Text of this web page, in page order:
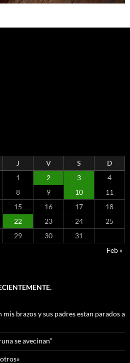
J V S
D
1
2 3
4
8 9 10
11
15 16 17
18
22 23 24
25
29 30
31
Feb »
brazos y sus padres estan parados a
se avecinan”